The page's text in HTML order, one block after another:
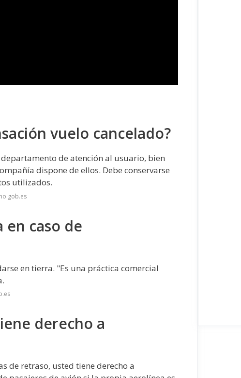
vuelo cancelado?
de atención al usuario, bien
dispone de ellos. Debe conservarse
utilizados.
en caso de
en tierra. "Es una práctica comercial
derecho a
de retraso, usted tiene derecho a